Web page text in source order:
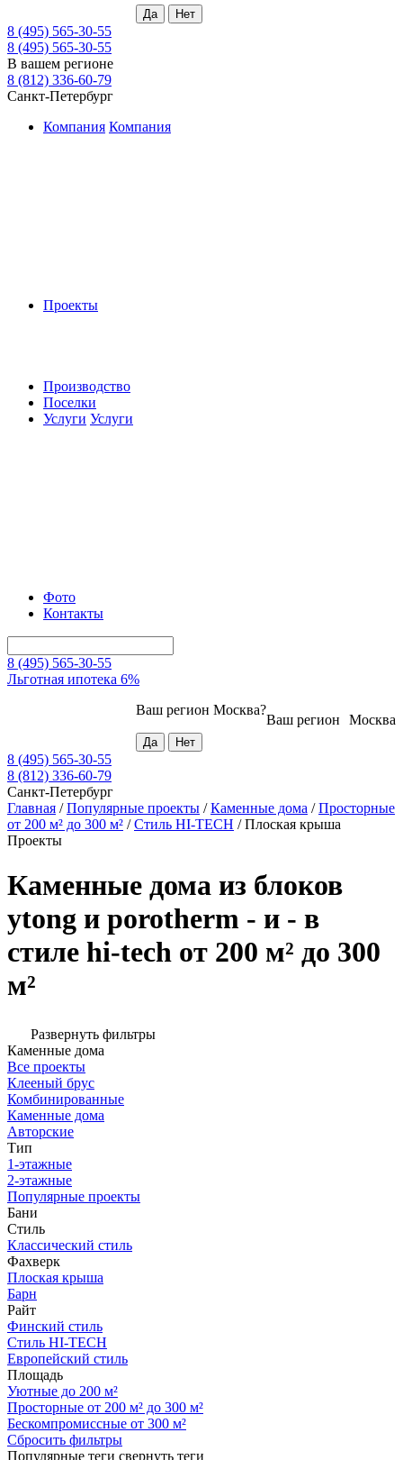
8 (495) 565-30-55
8 (495) 565-30-55
В вашем регионе
8 (812) 336-60-79
Санкт-Петербург
Компания Компания
Проекты
Производство
Поселки
Услуги Услуги
Фото
Контакты
8 (495) 565-30-55
Льготная ипотека 6%
Москва
Ваш регион
Ваш регион Москва?
8 (495) 565-30-55
8 (812) 336-60-79
Санкт-Петербург
Главная /Популярные проекты /Каменные дома /Просторные
от 200 м² до 300 м² /Стиль HI-TECH /Плоская крыша
Проекты
Каменные дома из блоков
ytong и porotherm - и - в
стиле hi-tech от 200 м² до 300
м²
Развернуть фильтры
Каменные дома
Все проекты
Клееный брус
Комбинированные
Каменные дома
Авторские
Тип
1-этажные
2-этажные
Популярные проекты
Бани
Стиль
Классический стиль
Фахверк
Плоская крыша
Барн
Райт
Финский стиль
Стиль HI-TECH
Европейский стиль
Площадь
Уютные до 200 м²
Просторные от 200 м² до 300 м²
Бескомпромиссные от 300 м²
Сбросить фильтры
Популярные теги свернуть теги